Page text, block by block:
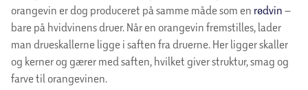
orangevin er dog produceret på samme måde som en rødvin –
bare på hvidvinens druer. Når en orangevin fremstilles, lader
man drueskallerne ligge i saften fra druerne. Her ligger skaller
og kerner og gærer med saften, hvilket giver struktur, smag og
farve til orangevinen.